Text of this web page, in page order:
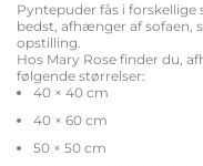
Pyntepuder fås i forskellige
bedst, afhænger af sofaen,
opstilling.
Hos Mary Rose finder du,
følgende størrelser:
40 × 40 cm
40 × 60 cm
50 × 50 cm